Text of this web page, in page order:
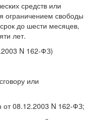
средств или
ограничением свободы
до шести месяцев,
лет.
N 162-ФЗ)
или
от 08.12.2003 N 162-ФЗ;